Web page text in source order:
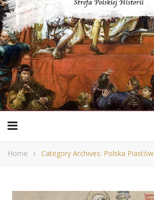
Home Category Archives: Polska Piastów